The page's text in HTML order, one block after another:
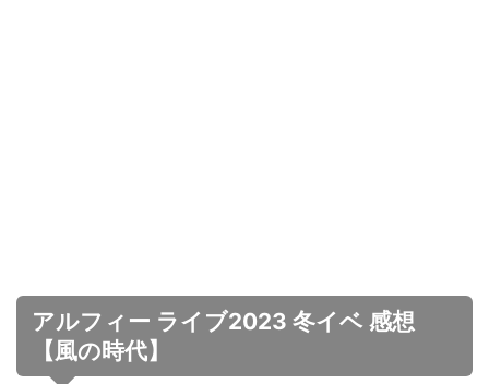
アルフィー ライブ2023 冬イベ 感想
【風の時代】